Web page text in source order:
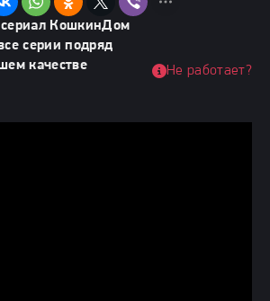
сериал КошкинДом
серии подряд
качестве
Не работает?